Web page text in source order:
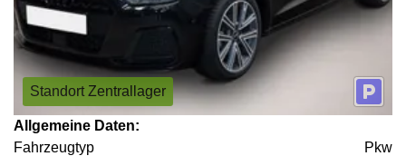
Standort Zentrallager
Allgemeine Daten:
Fahrzeugtyp
Pkw